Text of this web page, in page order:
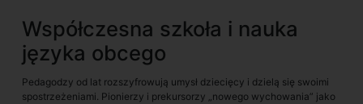
Współczesna szkoła i nauka
języka obcego
Pedagodzy od lat rozszyfrowują umysł dziecięcy i dzielą się swoimi
spostrzeżeniami. Pionierzy i prekursorzy „nowego wychowania” jako